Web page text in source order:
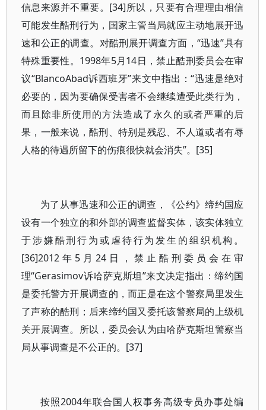
信息来源并不重要。[34]所以，只要有合理理由相信
可能发生酷刑行为，国家主管当局就应主动地展开迅
速和公正的调查。对酷刑展开调查方面，“迅速”具有
特殊重要性。1998年5月14日，禁止酷刑委员会在审
议“BlancoAbad诉西班牙”来文中指出：“迅速是绝对
必要的，因为要确保受害者不会继续遭受此类行为，
而且除非所使用的方法造成了永久的或者严重的后
果，一般来说，酷刑、特别是残忍、不人道或者有辱
人格的待遇所留下的伤痕很快就会消失”。[35]
为了从事迅速和公正的调查，《公约》缔约国应
设有一个独立的和外部的调查监督实体，该实体独立
于涉嫌酷刑行为或虐待行为发生的组织机构。
[36]2012年5月24日，禁止酷刑委员会在审
理“Gerasimov诉哈萨克斯坦”来文决定指出：缔约国
是委托警方开展调查的，而正是在这个警察局里发生
了声称的酷刑；后来缔约国又委托该警察局的上级机
关开展调查。所以，委员会认为由哈萨克斯坦警察当
局从事调查是不公正的。[37]
按照2004年联合国人权事务高级专员办事处编